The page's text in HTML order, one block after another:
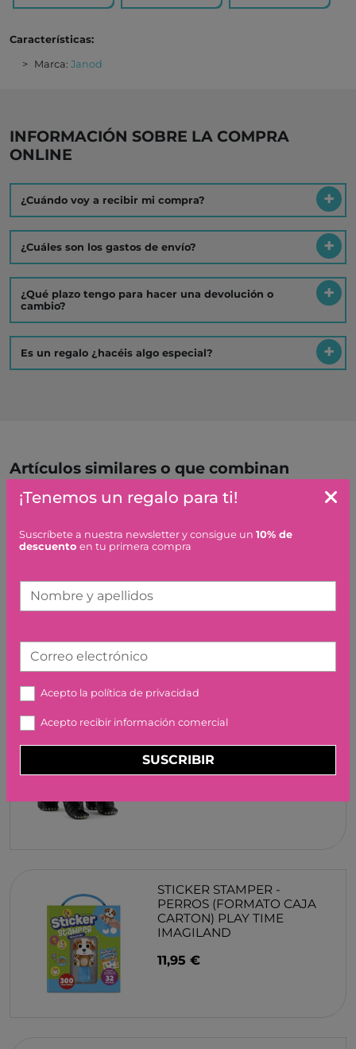
Características:
Marca: Janod
INFORMACIÓN SOBRE LA COMPRA
ONLINE
¿Cuándo voy a recibir mi compra?
¿Cuáles son los gastos de envío?
¿Qué plazo tengo para hacer una devolución o
cambio?
Es un regalo ¿hacéis algo especial?
Artículos similares o que combinan
FLOTADOR, HERMANO
PEQUEÑO - LUNARES
CRIA DE OSO PANDA
4,99 €
STICKER STAMPER -
PERROS (FORMATO CAJA
CARTON) PLAY TIME
IMAGILAND
11,95 €
¡Tenemos un regalo para ti!
Suscríbete a nuestra newsletter y consigue un 10% de
descuento en tu primera compra
Nombre y apellidos
Correo electrónico
Acepto la política de privacidad
Acepto recibir información comercial
SUSCRIBIR